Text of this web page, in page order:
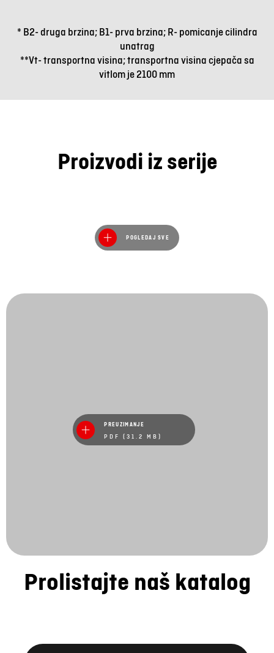
* B2- druga brzina; B1- prva brzina; R- pomicanje cilindra
unatrag
**Vt- transportna visina; transportna visina cjepača sa
vitlom je 2100 mm
Proizvodi iz serije
POGLEDAJ SVE
PREUZIMANJE
PDF (31.2 MB)
Prolistajte naš katalog